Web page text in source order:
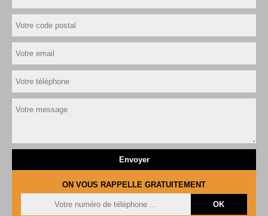
ON VOUS RAPPELLE GRATUITEMENT